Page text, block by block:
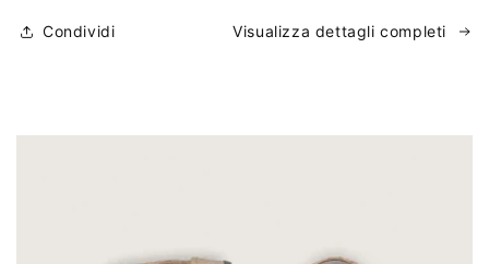
Condividi Visualizza dettagli completi